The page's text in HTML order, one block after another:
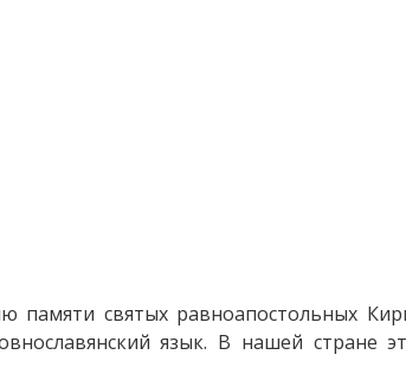
памяти святых равноапостольных
язык. В нашей стране